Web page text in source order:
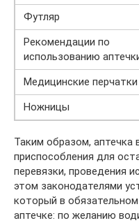
Футляр
Рекомендации по
использованию
Медицинские перчатки
Ножницы
Таким образом, аптечка
приспособления для
перевязки, проведения
этом законодателями
который в
аптечке: по желанию